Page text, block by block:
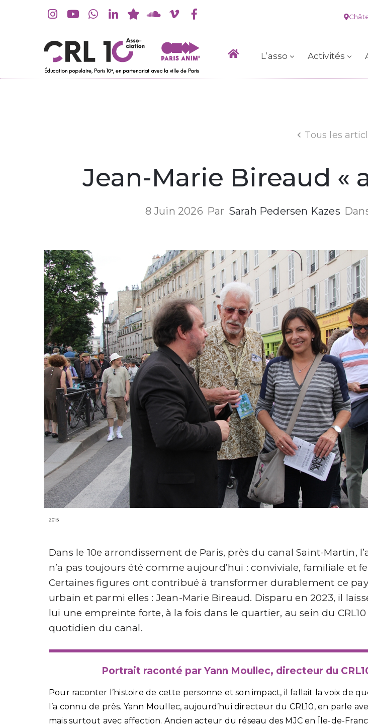
L’asso Activités
Tous les
Jean-Marie Bireaud «
8 Juin 2026 Par Sarah Pedersen Kazes
2015
Dans le 10e arrondissement de Paris, près du canal Saint-Martin,
n’a pas toujours été comme aujourd’hui : conviviale, familiale et
Certaines figures ont contribué à transformer durablement ce
urbain et parmi elles : Jean-Marie Bireaud. Disparu en 2023, il
lui une empreinte forte, à la fois dans le quartier, au sein du
quotidien du canal.
Portrait raconté par Yann Moullec, directeur du
Pour raconter l’histoire de cette personne et son impact, il fallait la voix de
l’a connu de près. Yann Moullec, aujourd’hui directeur du CRL10, en parle
mais surtout avec affection. Ancien acteur du réseau des MJC en Île-de-